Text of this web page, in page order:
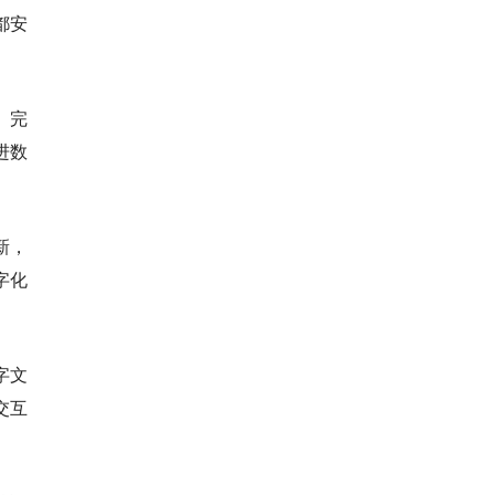
安
完
数
化
文
互